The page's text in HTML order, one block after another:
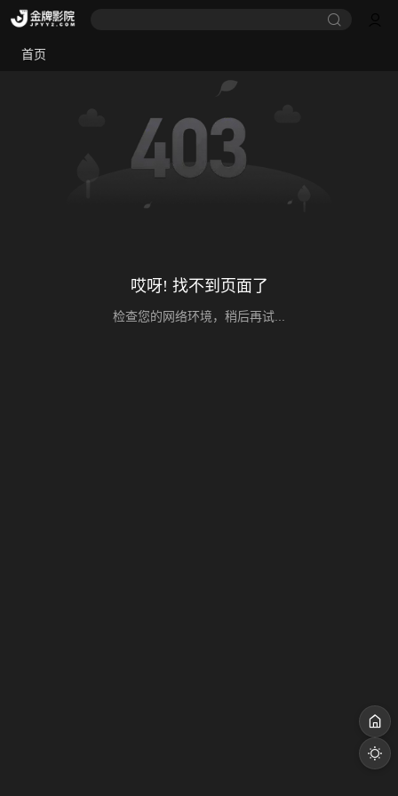
首页
哎呀! 找不到页面了
检查您的网络环境，稍后再试...